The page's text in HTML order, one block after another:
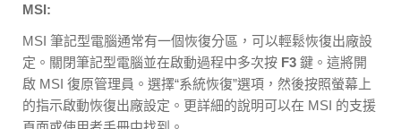
MSI:
MSI 筆記型電腦通常有一個恢復分區，可以輕鬆恢復出廠設
定。關閉筆記型電腦並在啟動過程中多次按 F3 鍵。這將開
啟 MSI 復原管理員。選擇“系統恢復”選項，然後按照螢幕上
的指示啟動恢復出廠設定。更詳細的說明可以在 MSI 的支援